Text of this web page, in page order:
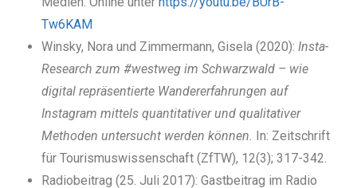
Tw6KAM
Winsky, Nora und Zimmermann, Gisela (2020):Insta-
Research zum #westweg im Schwarzwald – wie
digital repräsentierte Wandererfahrungen auf
Instagram mittels quantitativer und qualitativer
Methoden untersucht werden können. In: Zeitschrift
für Tourismuswissenschaft (ZfTW), 12(3); 317-342.
Radiobeitrag (25. Juli 2017): Gastbeitrag im Radio